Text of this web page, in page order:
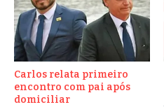
Carlos relata primeiro
encontro com pai após
domiciliar